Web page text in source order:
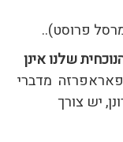
פרוסט)..
שלנו אינן
פאראפרזה מדברי
יש צורך